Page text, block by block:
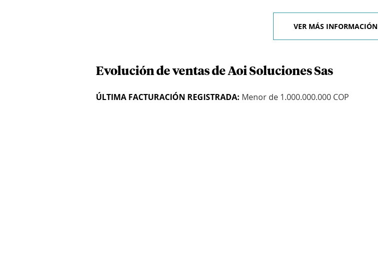
VER MÁS INFORMACIÓN
Evolución de ventas de Aoi Soluciones Sas
ÚLTIMA FACTURACIÓN REGISTRADA: Menor de 1.000.000.000 COP